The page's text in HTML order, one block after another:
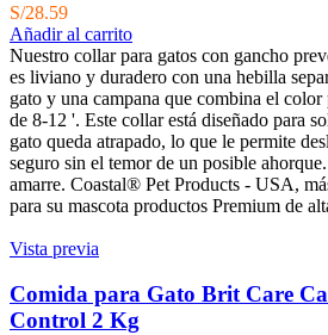
S/28.59
Añadir al carrito
Nuestro collar para gatos con gancho
es liviano y duradero con una hebilla
gato y una campana que combina el color
de 8-12 '. Este collar está diseñado para
gato queda atrapado, lo que le permite
seguro sin el temor de un posible
amarre. Coastal® Pet Products - USA,
para su mascota productos Premium de
Vista previa
Comida para Gato Brit Care
Control 2 Kg